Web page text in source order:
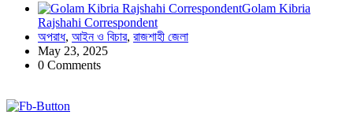
Golam Kibria
Rajshahi Correspondent
অপরাধ, আইন ও বিচার, রাজশাহী জেলা
May 23, 2025
0 Comments